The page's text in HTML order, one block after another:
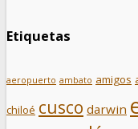
Etiquetas
aeropuerto ambato amigos
chiloé cusco darwin